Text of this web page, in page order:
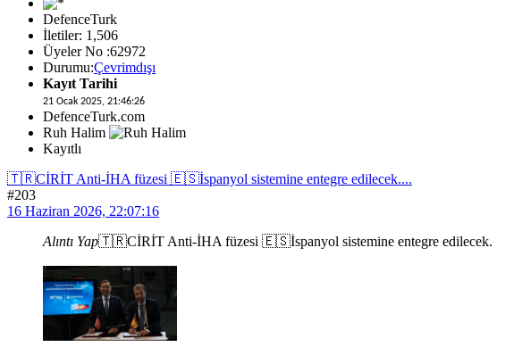
DefenceTurk
İletiler: 1,506
Üyeler No :62972
Durumu:Çevrimdışı
Kayıt Tarihi
21 Ocak 2025, 21:46:26
DefenceTurk.com
Ruh Halim
Kayıtlı
🇹🇷CİRİT Anti-İHA füzesi 🇪🇸İspanyol sistemine entegre edilecek....
#203
16 Haziran 2026, 22:07:16
Alıntı Yap🇹🇷CİRİT Anti-İHA füzesi 🇪🇸İspanyol sistemine entegre edilecek.